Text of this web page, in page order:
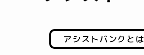
アシストバンクとは